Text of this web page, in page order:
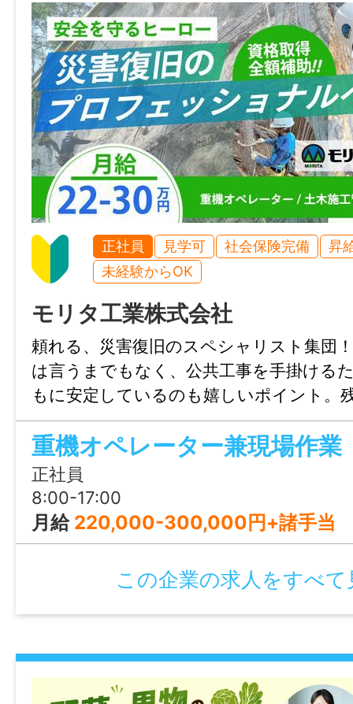
★営業事務や建設・不動産業界での事務経
迎！
★「SNSを見るのが好き」「最新ツールに
いう方も大歓迎です。
／／／／／／／／／／／／／／／／／／／
【当求人は職業紹介です】
タスクターニングネクスト株式会社では、
依頼を受けてお仕事の紹介を行っています
確認事項をお伺いした上で、掲載企業様へ
／／／／／／／／／／／／／／／／／／／
仕事内容変更の可能性：なし
就業場所
〒699-0406 島根県松江市宍道町佐々布
勤務地変更の可能性：なし
給与
月給 180,000円〜＋残業代
賞与
年2回あり（前年度実績：計4.00ヶ月分）
正社員 見学可 社会保険完備
昇
未経験からOK
モリタ工業株式会社
頼れる、災害復旧のスペシャリスト集団
は言うまでもなく、公共工事を手掛ける
もに安定しているのも嬉しいポイント。
く、働き方にこだわりあり！
重機オペレーター兼現場作業
正社員
8:00-17:00
月給 220,000-300,000円+諸手当
この企業の求人をすべて